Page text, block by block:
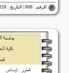
الرقم : 606 | التاريخ : 23/06/2026 | المشاهدات :